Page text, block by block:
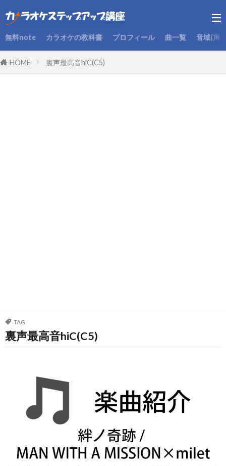
無料note カラオケの教科書 プロフィール 曲一覧 音域(声
HOME 裏声最高音hiC(C5)
TAG
裏声最高音hiC(C5)